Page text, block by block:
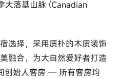
大落基山脉 (Canadian
选择，采用质朴的木质装饰
融合，为大自然爱好者打造
创始人客房 — 所有客房均